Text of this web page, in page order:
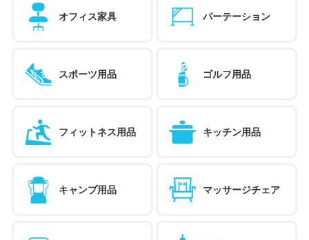
オフィス家具 パーテーション
スポーツ用品 ゴルフ用品
フィットネス用品 キッチン用品
キャンプ用品 マッサージチェア